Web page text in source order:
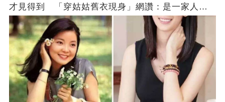
才見得到 「穿姑姑舊衣現身」網讚：是一家人沒
錯!